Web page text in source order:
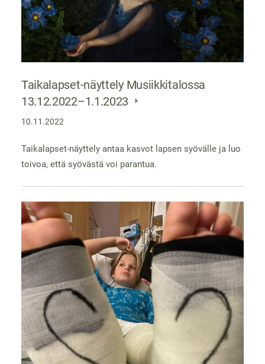
Taikalapset-näyttely Musiikkitalossa
13.12.2022–1.1.2023
10.11.2022
Taikalapset-näyttely antaa kasvot lapsen syövälle ja luo
toivoa, että syövästä voi parantua.